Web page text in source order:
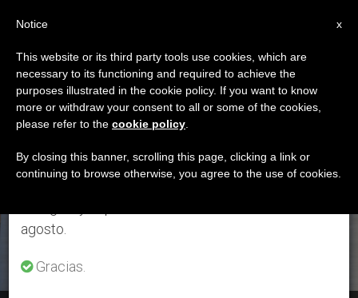
ETIQUETA
Posts Tagged
‘Deuteronomio’
ÚLTIMAS NOTICIAS
×
Aviso importante
Del 27 de julio al 7 de agosto haremos la pausa
anual, aprovechando que en el periodo de verano
se generan menos informaciones y también el
agosto.
Gracias.
x
Notice
This website or its third party tools use cookies, which are
necessary to its functioning and required to achieve the
purposes illustrated in the cookie policy. If you want to know
more or withdraw your consent to all or some of the cookies,
please refer to the cookie policy
By closing this banner, scrolling this page, clicking a link or
continuing to browse otherwise, you agree to the use of cookies.